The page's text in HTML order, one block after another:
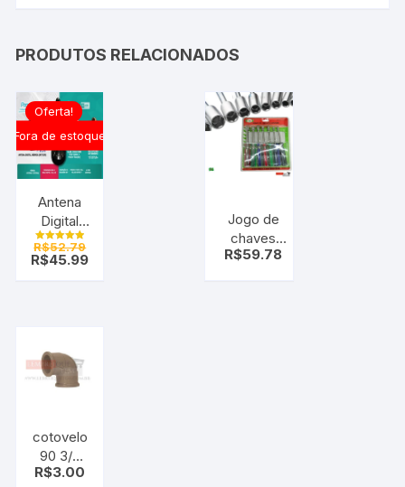
PRODUTOS RELACIONADOS
Fora de estoque
Oferta!
Antena
Digital
Híbrida
Portátil –
Avaliação
5.00
de 5
R$52.79
R$45.99
Jogo de
chaves
canhão 7
R$59.78
cotovelo
90 3/4
Marrom
R$3.00